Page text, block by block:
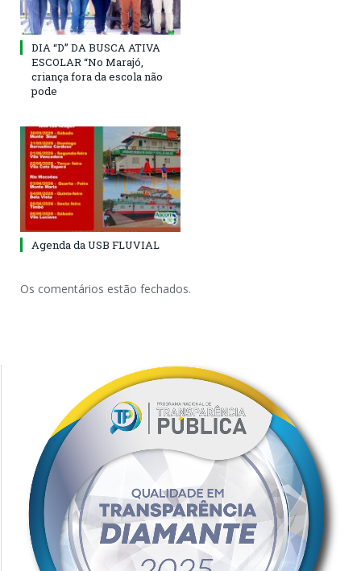
DIA “D” DA BUSCA ATIVA
ESCOLAR “No Marajó,
criança fora da escola não
pode
Agenda da USB FLUVIAL
Os comentários estão fechados.